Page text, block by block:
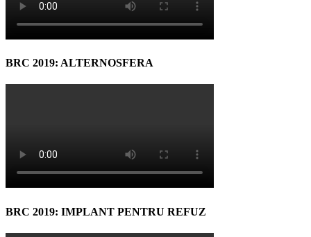
BRC 2019: ALTERNOSFERA
BRC 2019: IMPLANT PENTRU REFUZ